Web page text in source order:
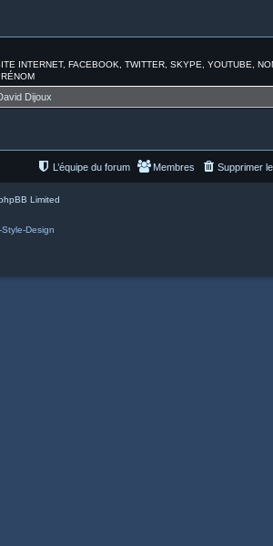
INTERNET, FACEBOOK, TWITTER, SKYPE, YOUTUBE,
Dijoux
Supprimer
Membres
L’équipe du forum
Limited
Design